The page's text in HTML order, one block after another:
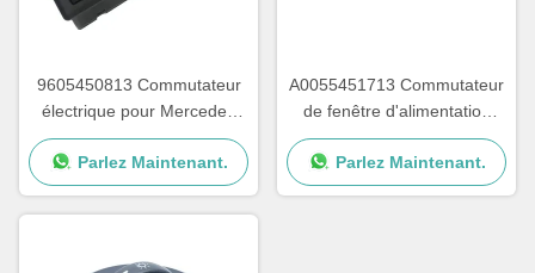
9605450813 Commutateur
électrique pour Mercedes
Benz Actros MP4 OEM
A9605450813
Parlez Maintenant.
A0055451713 Commutateur
de fenêtre d'alimentation
Pour le camion Mercedes
Benz OEM A0035450113
A0025450113
Parlez Maintenant.